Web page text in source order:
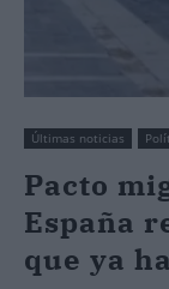
Últimas noticias
Pacto
España
que ya